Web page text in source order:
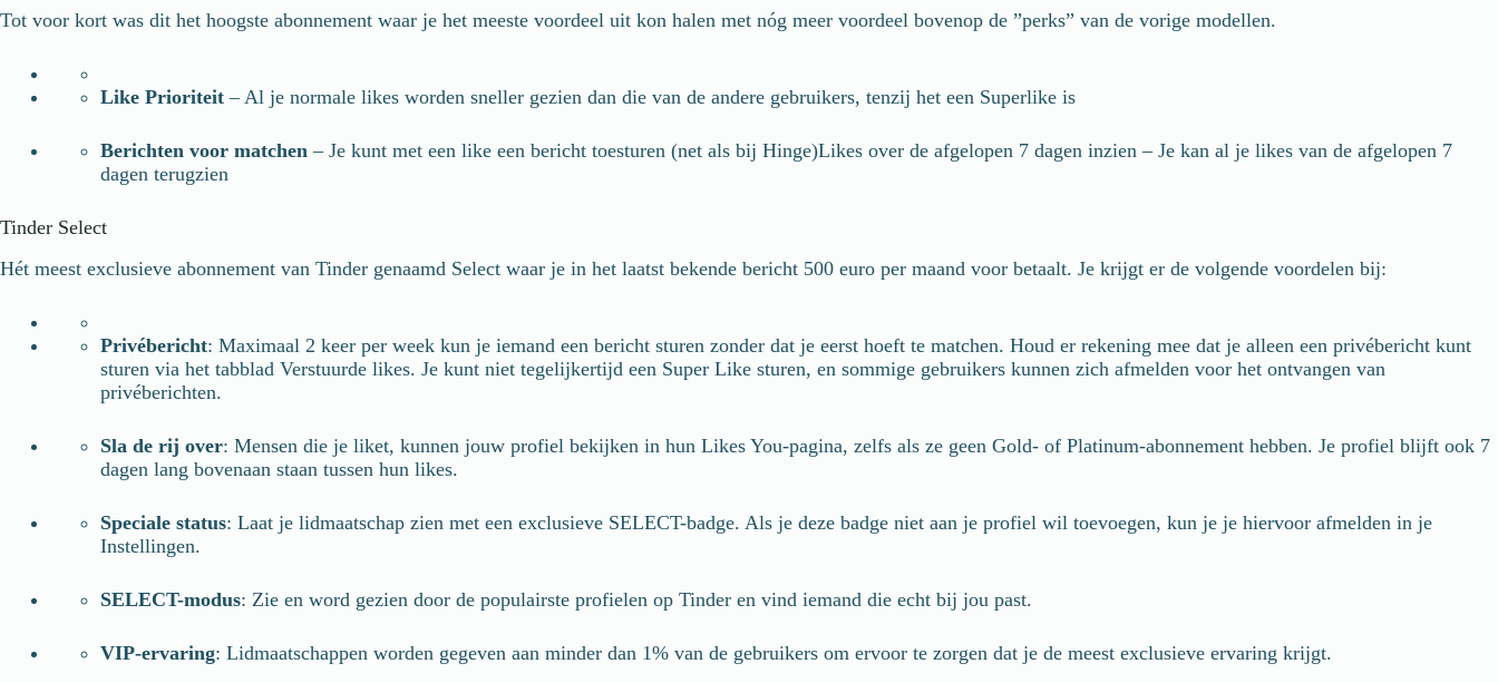
Tot voor kort was dit het hoogste abonnement waar je het meeste voordeel uit kon halen met nóg meer voordeel bovenop de ”perks” van de vorige modellen.
Like Prioriteit – Al je normale likes worden sneller gezien dan die van de andere gebruikers, tenzij het een Superlike is
Berichten voor matchen– Je kunt met een like een bericht toesturen (net als bij Hinge)Likes over de afgelopen 7 dagen inzien – Je kan al je likes van de afgelopen 7
dagen terugzien
Tinder Select
Hét meest exclusieve abonnement van Tinder genaamd Select waar je in het laatst bekende bericht 500 euro per maand voor betaalt. Je krijgt er de volgende voordelen bij:
Privébericht: Maximaal 2 keer per week kun je iemand een bericht sturen zonder dat je eerst hoeft te matchen. Houd er rekening mee dat je alleen een privébericht kunt
sturen via het tabblad Verstuurde likes. Je kunt niet tegelijkertijd een Super Like sturen, en sommige gebruikers kunnen zich afmelden voor het ontvangen van
privéberichten.
Sla de rij over: Mensen die je liket, kunnen jouw profiel bekijken in hun Likes You-pagina, zelfs als ze geen Gold- of Platinum-abonnement hebben. Je profiel blijft ook 7
dagen lang bovenaan staan tussen hun likes.
Speciale status: Laat je lidmaatschap zien met een exclusieve SELECT-badge. Als je deze badge niet aan je profiel wil toevoegen, kun je je hiervoor afmelden in je
Instellingen.
SELECT-modus: Zie en word gezien door de populairste profielen op Tinder en vind iemand die echt bij jou past.
VIP-ervaring: Lidmaatschappen worden gegeven aan minder dan 1% van de gebruikers om ervoor te zorgen dat je de meest exclusieve ervaring krijgt.